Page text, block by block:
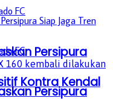
Persipura
Kontra Kendal
Persipura
160 kembali dilakukan